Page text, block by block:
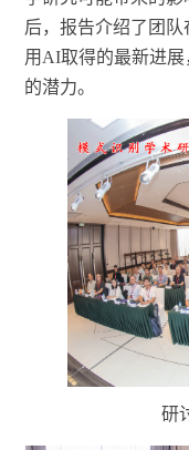
后，报告介绍了团队
用AI取得的最新进
的潜力。
研